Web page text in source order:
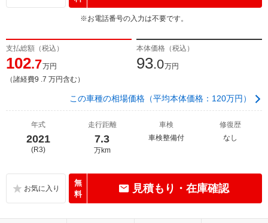
※お電話番号の入力は不要です。
支払総額（税込）
102.7万円
（諸経費9 .7 万円含む）
本体価格（税込）
93.0万円
この車種の相場価格（平均本体価格：120万円）
年式
2021
(R3)
走行距離
7.3
万km
車検
車検整備付
修復歴
なし
無
料
見積もり・在庫確認